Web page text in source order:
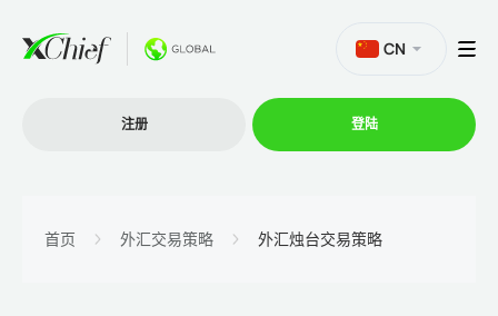
CN
注册 登陆
首页 外汇交易策略 外汇烛台交易策略